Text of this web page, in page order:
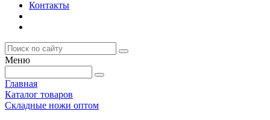
Контакты
Меню
Главная
Каталог товаров
Складные ножи оптом